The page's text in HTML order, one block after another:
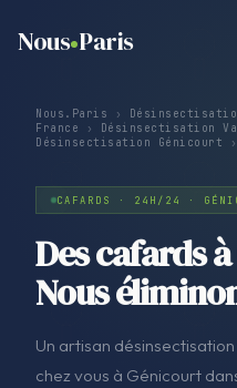
Nous Paris
Nous.Paris ›
France › Désinsectisation
Désinsectisation Génicourt ›
CAFARDS · 24H/24 ·
Des cafards
Nous
Un artisan
chez vous à Génicourt